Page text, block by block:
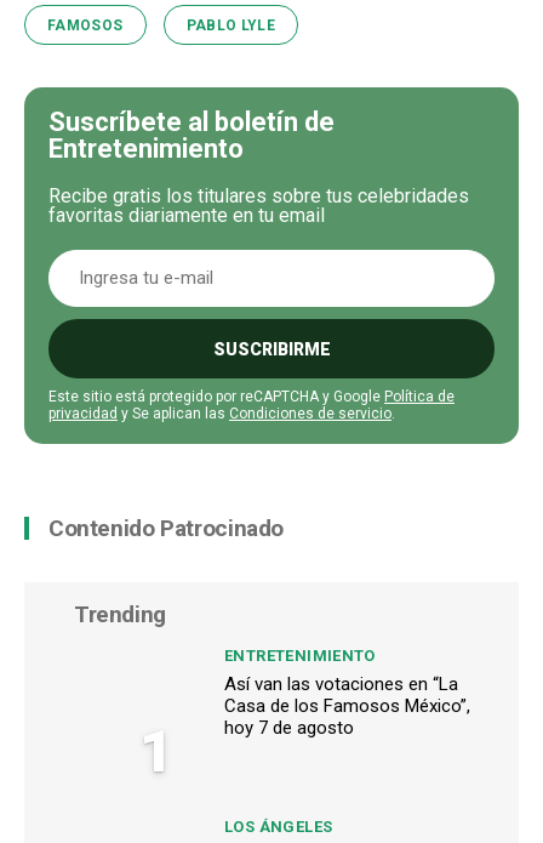
FAMOSOS PABLO LYLE
Suscríbete al boletín de
Entretenimiento
Recibe gratis los titulares sobre tus celebridades
favoritas diariamente en tu email
SUSCRIBIRME
Este sitio está protegido por reCAPTCHA y Google Política de
privacidad y Se aplican las Condiciones de servicio.
Contenido Patrocinado
Trending
1
ENTRETENIMIENTO
Así van las votaciones en “La
Casa de los Famosos México”,
hoy 7 de agosto
LOS ÁNGELES